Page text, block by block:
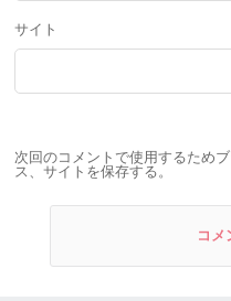
サイト
次回のコメントで使用するため
ス、サイトを保存する。